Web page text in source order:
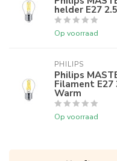
helder E27
Op voorraad
PHILIPS
Philips
Filament
Warm
Op voorraad